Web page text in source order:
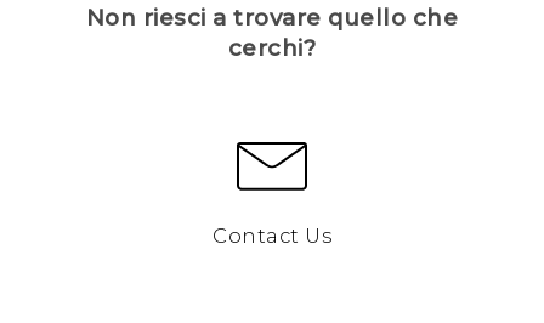
Non riesci a trovare quello che
cerchi?
Contact Us